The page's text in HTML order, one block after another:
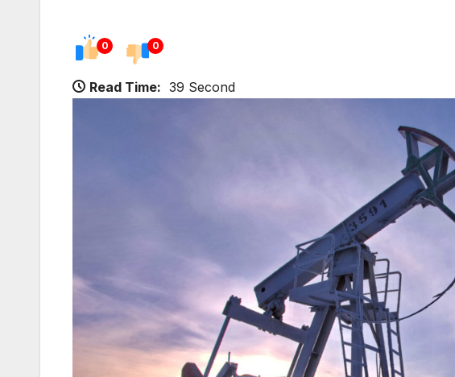
0 0
Read Time: 39 Second